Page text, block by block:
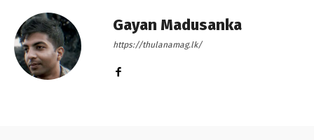
Gayan Madusanka
https://thulanamag.lk/